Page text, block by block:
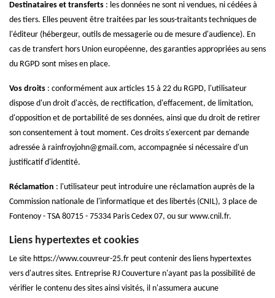
Destinataires et transferts : les données ne sont ni vendues, ni cédées à
des tiers. Elles peuvent être traitées par les sous-traitants techniques de
l'éditeur (hébergeur, outils de messagerie ou de mesure d'audience). En
cas de transfert hors Union européenne, des garanties appropriées au sens
du RGPD sont mises en place.
Vos droits : conformément aux articles 15 à 22 du RGPD, l'utilisateur
dispose d'un droit d'accès, de rectification, d'effacement, de limitation,
d'opposition et de portabilité de ses données, ainsi que du droit de retirer
son consentement à tout moment. Ces droits s'exercent par demande
adressée à rainfroyjohn@gmail.com, accompagnée si nécessaire d'un
justificatif d'identité.
Réclamation : l'utilisateur peut introduire une réclamation auprès de la
Commission nationale de l'informatique et des libertés (CNIL), 3 place de
Fontenoy - TSA 80715 - 75334 Paris Cedex 07, ou sur www.cnil.fr.
Liens hypertextes et cookies
Le site https://www.couvreur-25.fr peut contenir des liens hypertextes
vers d'autres sites. Entreprise RJ Couverture n'ayant pas la possibilité de
vérifier le contenu des sites ainsi visités, il n'assumera aucune